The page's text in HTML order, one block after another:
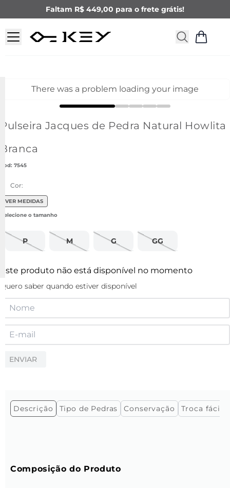
Faltam R$ 449,00 para o frete grátis!
There was a problem loading your image
Pulseira Jacques de Pedra Natural Howlita
Branca
: 7545
Cor:
VER MEDIDAS
P M G GG
Este produto não está disponível no momento
Quero saber quando estiver disponível
ENVIAR
Descrição Tipo de Pedras Conservação Troca fácil
Composição do Produto